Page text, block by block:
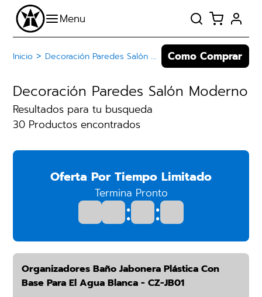
Inicio > Decoración Paredes Salón Moderno Como Comprar
Decoración Paredes Salón Moderno
Resultados para tu busqueda
30 Productos encontrados
Oferta Por Tiempo Limitado
Termina Pronto
: :
Organizadores Baño Jabonera Plástica Con
Base Para El Agua Blanca - CZ-JB01